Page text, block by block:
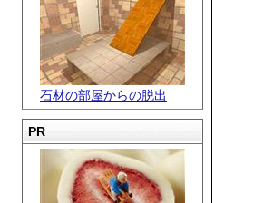
石材の部屋からの脱出
PR